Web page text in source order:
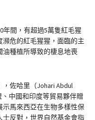
年間，有超過5萬隻紅毛猩
危的紅毛猩猩，面臨的主
種植所導致的棲息地喪
佐哈里（Johari Abdul
中國和印度等貿易夥伴贈
馬來西亞在生物多樣性保
反對，世界自然基金會指